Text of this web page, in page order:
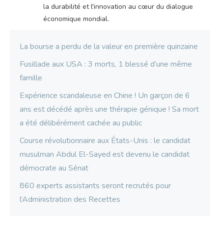
la durabilité et l'innovation au cœur du dialogue
économique mondial.
La bourse a perdu de la valeur en première quinzaine
Fusillade aux USA : 3 morts, 1 blessé d’une même
famille
Expérience scandaleuse en Chine ! Un garçon de 6
ans est décédé après une thérapie génique ! Sa mort
a été délibérément cachée au public
Course révolutionnaire aux États-Unis : le candidat
musulman Abdul El-Sayed est devenu le candidat
démocrate au Sénat
860 experts assistants seront recrutés pour
l’Administration des Recettes